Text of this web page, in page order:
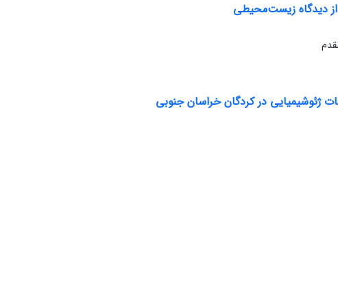
دیدگاه زیست‌محیطی
ژئوشیمیایی در کردگان خراسان جنوبی